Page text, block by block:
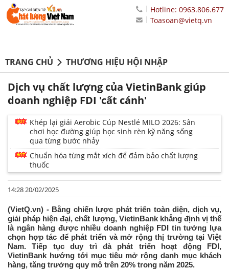
Hotline: 0963.806.677
Toasoan@vietq.vn
TRANG CHỦ THƯƠNG HIỆU HỘI NHẬP
Dịch vụ chất lượng của VietinBank giúp
doanh nghiệp FDI 'cất cánh'
Khép lại giải Aerobic Cúp Nestlé MILO 2026: Sân
chơi học đường giúp học sinh rèn kỹ năng sống
qua từng bước nhảy
Chuẩn hóa từng mắt xích để đảm bảo chất lượng
thuốc
14:28 20/02/2025
(VietQ.vn) - Bằng chiến lược phát triển toàn diện, dịch vụ,
giải pháp hiện đại, chất lượng, VietinBank khẳng định vị thế
là ngân hàng được nhiều doanh nghiệp FDI tin tưởng lựa
chọn hợp tác để phát triển và mở rộng thị trường tại Việt
Nam. Tiếp tục duy trì đà phát triển hoạt động FDI,
VietinBank hướng tới mục tiêu mở rộng danh mục khách
hàng, tăng trưởng quy mô trên 20% trong năm 2025.